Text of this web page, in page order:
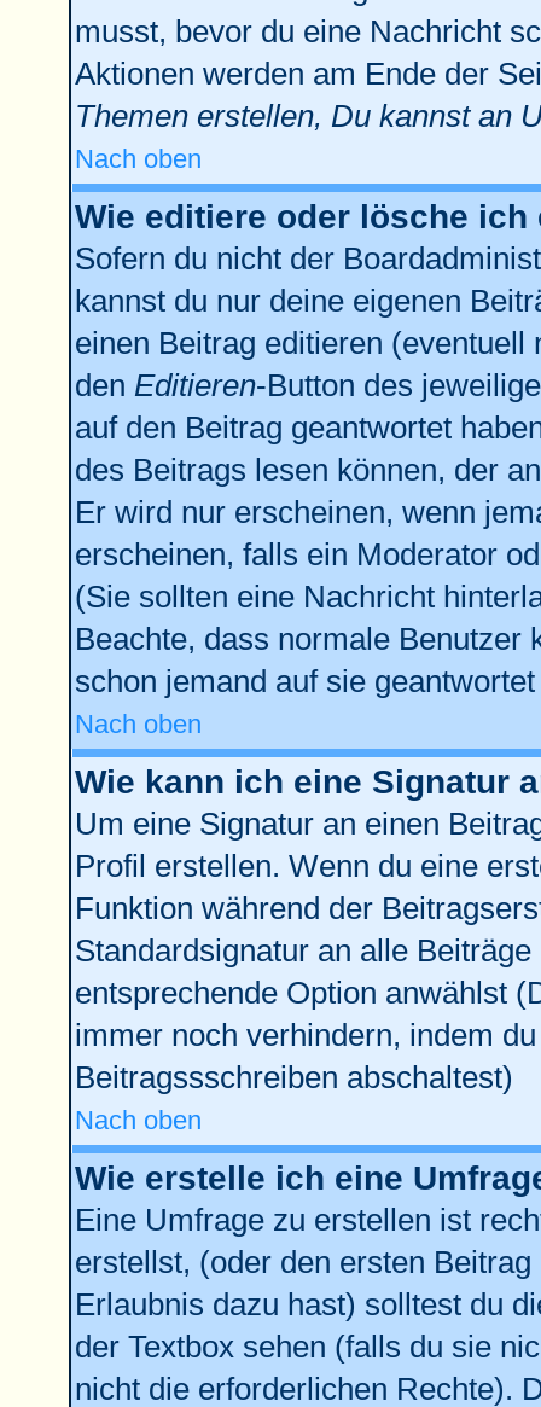
musst, bevor du eine Nachricht
Aktionen werden am Ende der
Themen erstellen, Du kannst an
Nach oben
Wie editiere oder lösche ich
Sofern du nicht der
kannst du nur deine eigenen
einen Beitrag editieren
den Editieren-Button des
auf den Beitrag geantwortet
des Beitrags lesen können, der
Er wird nur erscheinen, wenn
erscheinen, falls ein Moderator
(Sie sollten eine Nachricht
Beachte, dass normale Benutzer
schon jemand auf sie geantwortet
Nach oben
Wie kann ich eine Signatur
Um eine Signatur an einen
Profil erstellen. Wenn du eine
Funktion während der
Standardsignatur an alle
entsprechende Option anwählst
immer noch verhindern, indem
Beitragssschreiben abschaltest)
Nach oben
Wie erstelle ich eine
Eine Umfrage zu erstellen ist
erstellst, (oder den ersten
Erlaubnis dazu hast) solltest du
der Textbox sehen (falls du sie
nicht die erforderlichen Rechte).